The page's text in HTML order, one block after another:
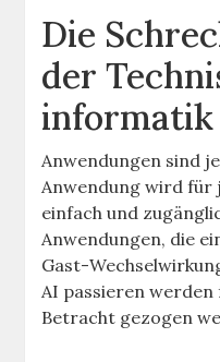
Die
der
informatik
Anwendungen sind
Anwendung wird für
einfach und
Anwendungen, die
Gast-
AI passieren
Betracht gezogen